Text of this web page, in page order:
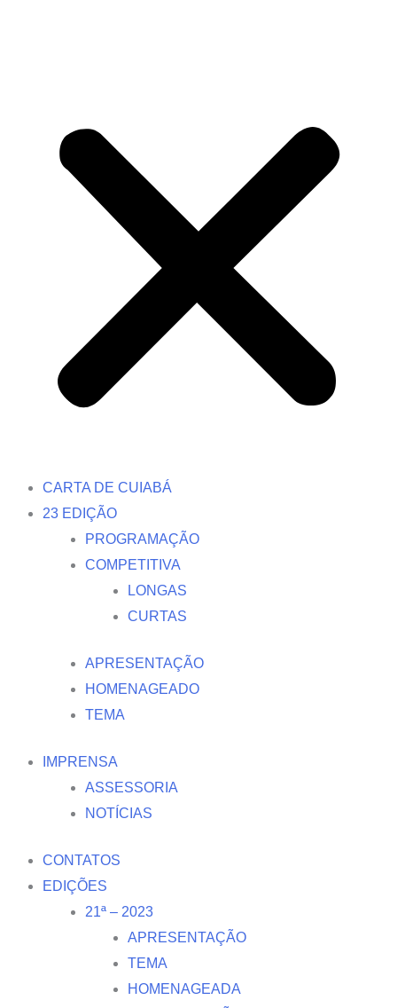
CARTA DE CUIABÁ
23 EDIÇÃO
PROGRAMAÇÃO
COMPETITIVA
LONGAS
CURTAS
APRESENTAÇÃO
HOMENAGEADO
TEMA
IMPRENSA
ASSESSORIA
NOTÍCIAS
CONTATOS
EDIÇÕES
21ª – 2023
APRESENTAÇÃO
TEMA
HOMENAGEADA